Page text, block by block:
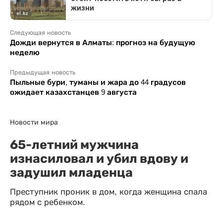
Следующая новость
Дожди вернутся в Алматы: прогноз на будущую
неделю
Предыдущая новость
Пыльные бури, туманы и жара до 44 градусов
ожидает казахстанцев 9 августа
Новости мира
65-летний мужчина
изнасиловал и убил вдову и
задушил младенца
Преступник проник в дом, когда женщина спала
рядом с ребенком.